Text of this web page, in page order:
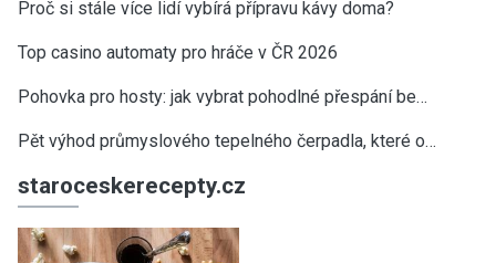
Proč si stále více lidí vybírá přípravu kávy doma?
Top casino automaty pro hráče v ČR 2026
Pohovka pro hosty: jak vybrat pohodlné přespání be…
Pět výhod průmyslového tepelného čerpadla, které o…
staroceskerecepty.cz